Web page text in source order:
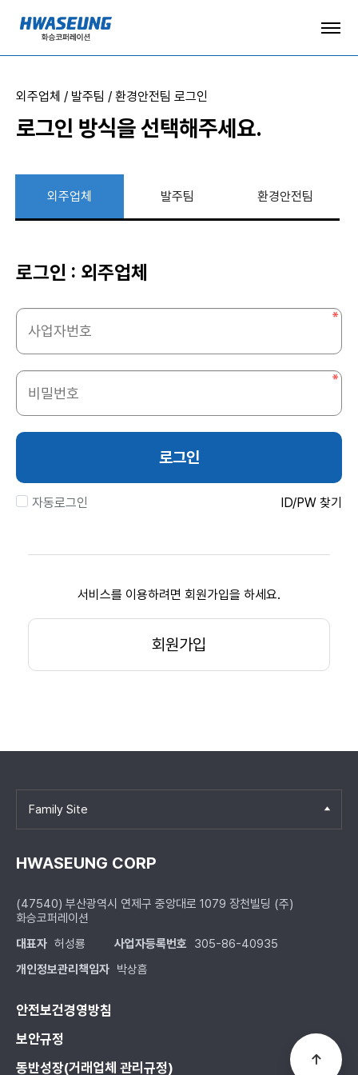
외주업체 / 발주팀 / 환경안전팀 로그인
로그인 방식을 선택해주세요.
외주업체 발주팀 환경안전팀
로그인 : 외주업체
로그인
자동로그인 ID/PW 찾기
서비스를 이용하려면 회원가입을 하세요.
회원가입
HWASEUNG CORP
Family Site
(47540) 부산광역시 연제구 중앙대로 1079 장천빌딩 (주)
화승코퍼레이션
대표자 허성룡 사업자등록번호 305-86-40935
개인정보관리책임자 박상흠
안전보건경영방침
보안규정
동반성장(거래업체 관리규정)